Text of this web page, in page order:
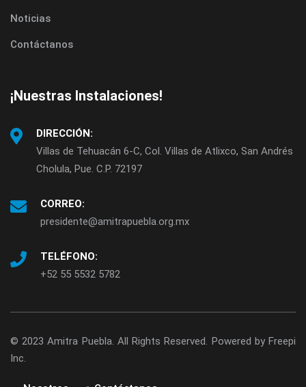
Noticias
Contáctanos
¡Nuestras Instalaciones!
DIRECCIÓN:
Villas de Tehuacán 6-C, Col. Villas de Atlixco, San Andrés
Cholula, Pue. C.P. 72197
CORREO:
presidente@amitrapuebla.org.mx
TELÉFONO:
+52 55 5532 5782
© 2023 Amitra Puebla. All Rights Reserved. Powered by Freepi
Inc.